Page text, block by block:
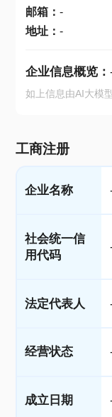
邮箱： -
地址： -
企业信息概览：
如上信息由AI大模
工商注册
企业名称
社会统一信
用代码
法定代表人
经营状态
成立日期